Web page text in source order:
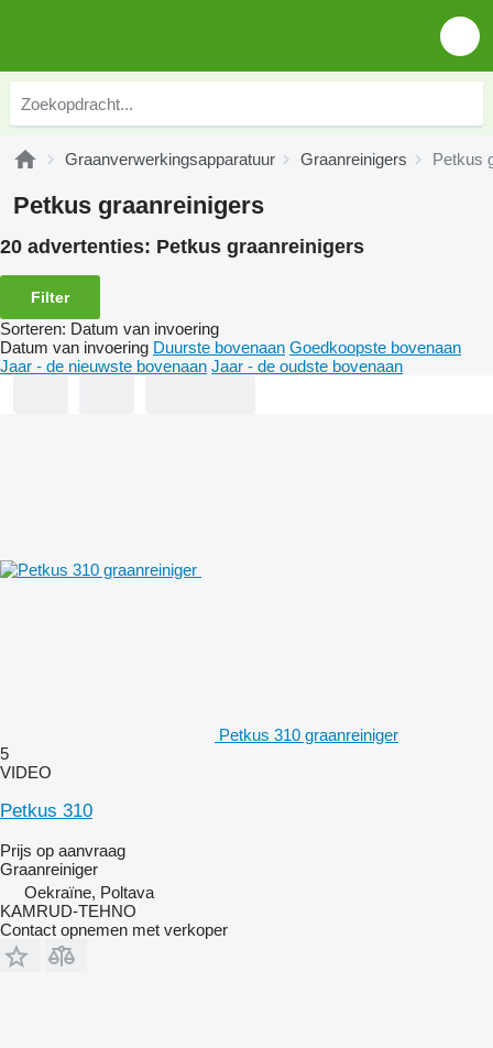
Graanverwerkingsapparatuur Graanreinigers Petkus
Petkus graanreinigers
20 advertenties: Petkus graanreinigers
Filter
Sorteren: Datum van invoering
Datum van invoering Duurste bovenaan Goedkoopste bovenaan
Jaar - de nieuwste bovenaan Jaar - de oudste bovenaan
Petkus 310 graanreiniger
5
VIDEO
Petkus 310
Prijs op aanvraag
Graanreiniger
Oekraïne, Poltava
KAMRUD-TEHNO
Contact opnemen met verkoper